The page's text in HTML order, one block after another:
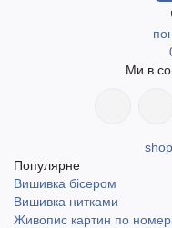
Ми в
Популярне
Вишивка бісером
Вишивка нитками
Живопис картин по